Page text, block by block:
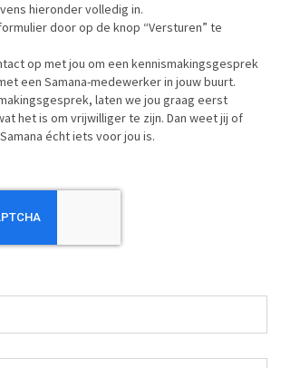
hieronder volledig in.
door op de knop “Versturen” te
op met jou om een kennismakingsgesprek
een Samana-medewerker in jouw buurt.
laten we jou graag eerst
het is om vrijwilliger te zijn. Dan weet jij of
écht iets voor jou is.